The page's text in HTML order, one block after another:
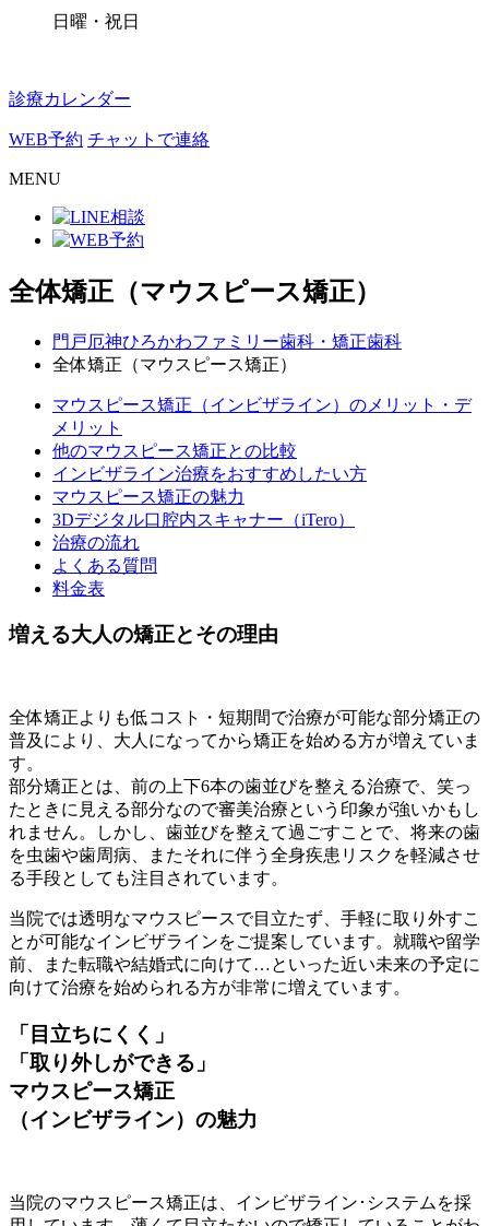
日曜・祝日
診療カレンダー
WEB予約 チャットで連絡
MENU
全体矯正（マウスピース矯正）
門戸厄神ひろかわファミリー歯科・矯正歯科
全体矯正（マウスピース矯正）
マウスピース矯正（インビザライン）のメリット・デ
メリット
他のマウスピース矯正との比較
インビザライン治療をおすすめしたい方
マウスピース矯正の魅力
3Dデジタル口腔内スキャナー（iTero）
治療の流れ
よくある質問
料金表
増える大人の矯正とその理由
全体矯正よりも低コスト・短期間で治療が可能な部分矯正の
普及により、大人になってから矯正を始める方が増えていま
す。
部分矯正とは、前の上下6本の歯並びを整える治療で、笑っ
たときに見える部分なので審美治療という印象が強いかもし
れません。しかし、歯並びを整えて過ごすことで、将来の歯
を虫歯や歯周病、またそれに伴う全身疾患リスクを軽減させ
る手段としても注目されています。
当院では透明なマウスピースで目立たず、手軽に取り外すこ
とが可能なインビザラインをご提案しています。就職や留学
前、また転職や結婚式に向けて…といった近い未来の予定に
向けて治療を始められる方が非常に増えています。
「目立ちにくく」
「取り外しができる」
マウスピース矯正
（インビザライン）の魅力
当院のマウスピース矯正は、インビザライン･システムを採